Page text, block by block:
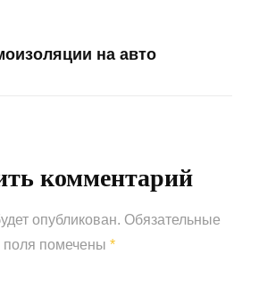
на авто
комментарий
опубликован. Обязательные
поля помечены *